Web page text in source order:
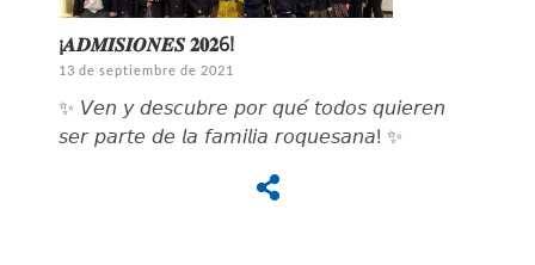
¡𝑨𝑫𝑴𝑰𝑺𝑰𝑶𝑵𝑬𝑺 𝟐𝟎𝟐6!
13 de septiembre de 2021
✨ 𝘝𝘦𝘯 𝘺 𝘥𝘦𝘴𝘤𝘶𝘣𝘳𝘦 𝘱𝘰𝘳 𝘲𝘶𝘦́ 𝘵𝘰𝘥𝘰𝘴 𝘲𝘶𝘪𝘦𝘳𝘦𝘯
𝘴𝘦𝘳 𝘱𝘢𝘳𝘵𝘦 𝘥𝘦 𝘭𝘢 𝘧𝘢𝘮𝘪𝘭𝘪𝘢 𝘳𝘰𝘲𝘶𝘦𝘴𝘢𝘯𝘢! ✨